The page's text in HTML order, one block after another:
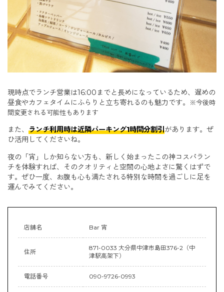
現時点でランチ営業は16:00までと長めになっているため、遅めの
昼食やカフェタイムにふらりと立ち寄れるのも魅力です。
※今後時
間変更される可能性もあります
また、 ランチ利用時は近隣パーキング1時間分割引があります。ぜ
ひ活用してくださいね。
夜の「宵」しか知らない方も、新しく始まったこの神コスパラン
チを体験すれば、そのクオリティと空間の心地よさに驚くはずで
す。ぜひ一度、お腹も心も満たされる特別な時間を過ごしに足を
運んでみてください。
店舗名 Bar 宵
住所
871-0033 大分県中津市島田376-2（中
津駅高架下）
電話番号 090-9726-0993